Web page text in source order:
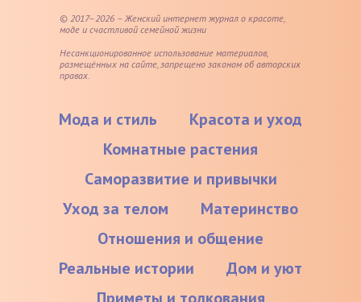
© 2017–2026 – Женский интернет журнал о красоте,
моде и счастливой семейной жизни
Несанкционированное использование материалов,
размещённых на сайте, запрещено законом об авторских
правах.
Мода и стиль
Красота и уход
Комнатные растения
Саморазвитие и привычки
Уход за телом
Материнство
Отношения и общение
Реальные истории
Дом и уют